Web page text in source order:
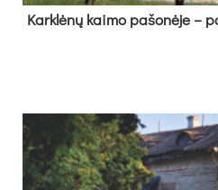
Kark­lė­nų kai­mo pa­šo­nė­je –